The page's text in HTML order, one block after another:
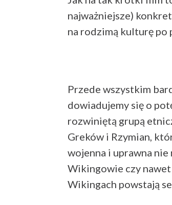
najważniejsze)
na rodzimą kulturę po
Przede wszystkim
dowiadujemy się o
rozwiniętą grupą
Greków i Rzymian,
wojenna i uprawna nie
Wikingowie czy nawet
Wikingach powstają